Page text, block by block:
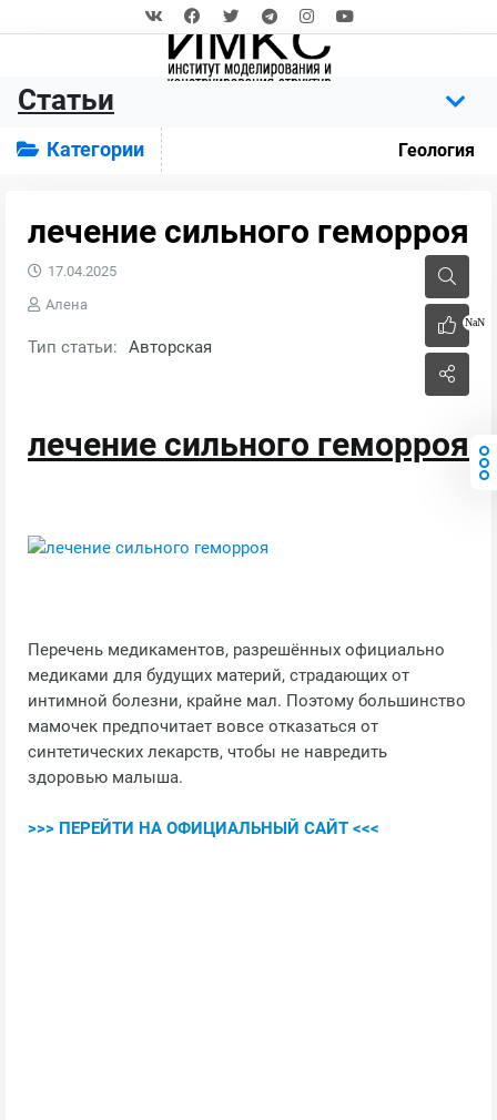
Статьи
Категории Геология
лечение сильного геморроя
NaN
17.04.2025
Алена
Тип статьи: Авторская
лечение сильного геморроя
Перечень медикаментов, разрешённых официально
медиками для будущих материй, страдающих от
интимной болезни, крайне мал. Поэтому большинство
мамочек предпочитает вовсе отказаться от
синтетических лекарств, чтобы не навредить
здоровью малыша.
>>> ПЕРЕЙТИ НА ОФИЦИАЛЬНЫЙ САЙТ <<<